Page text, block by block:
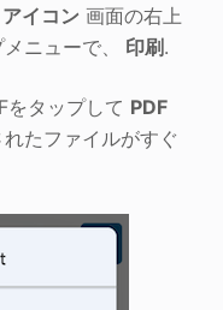
イコン画面の右上
ニューで、
印刷 .
をタップして PDF
たファイルがすぐ